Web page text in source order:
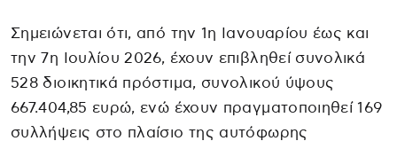
Σημειώνεται ότι, από την 1η Ιανουαρίου έως και
την 7η Ιουλίου 2026, έχουν επιβληθεί συνολικά
528 διοικητικά πρόστιμα, συνολικού ύψους
667.404,85 ευρώ, ενώ έχουν πραγματοποιηθεί 169
συλλήψεις στο πλαίσιο της αυτόφωρης